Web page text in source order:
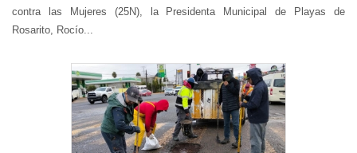
contra las Mujeres (25N), la Presidenta Municipal de Playas de
Rosarito, Rocío...